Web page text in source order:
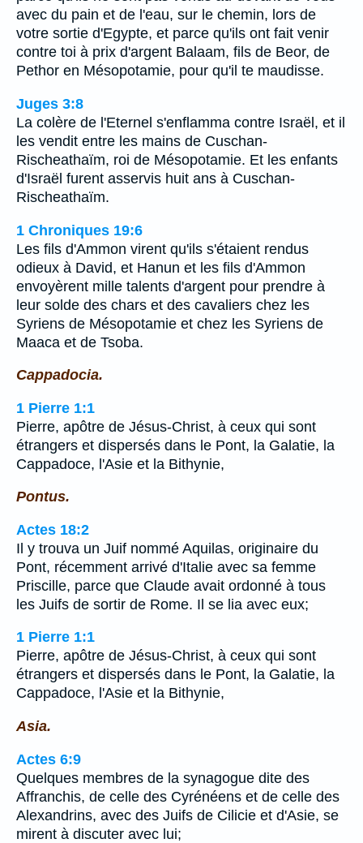
avec du pain et de l'eau, sur le chemin, lors de
votre sortie d'Egypte, et parce qu'ils ont fait venir
contre toi à prix d'argent Balaam, fils de Beor, de
Pethor en Mésopotamie, pour qu'il te maudisse.
Juges 3:8
La colère de l'Eternel s'enflamma contre Israël, et il
les vendit entre les mains de Cuschan-
Rischeathaïm, roi de Mésopotamie. Et les enfants
d'Israël furent asservis huit ans à Cuschan-
Rischeathaïm.
1 Chroniques 19:6
Les fils d'Ammon virent qu'ils s'étaient rendus
odieux à David, et Hanun et les fils d'Ammon
envoyèrent mille talents d'argent pour prendre à
leur solde des chars et des cavaliers chez les
Syriens de Mésopotamie et chez les Syriens de
Maaca et de Tsoba.
Cappadocia.
1 Pierre 1:1
Pierre, apôtre de Jésus-Christ, à ceux qui sont
étrangers et dispersés dans le Pont, la Galatie, la
Cappadoce, l'Asie et la Bithynie,
Pontus.
Actes 18:2
Il y trouva un Juif nommé Aquilas, originaire du
Pont, récemment arrivé d'Italie avec sa femme
Priscille, parce que Claude avait ordonné à tous
les Juifs de sortir de Rome. Il se lia avec eux;
1 Pierre 1:1
Pierre, apôtre de Jésus-Christ, à ceux qui sont
étrangers et dispersés dans le Pont, la Galatie, la
Cappadoce, l'Asie et la Bithynie,
Asia.
Actes 6:9
Quelques membres de la synagogue dite des
Affranchis, de celle des Cyrénéens et de celle des
Alexandrins, avec des Juifs de Cilicie et d'Asie, se
mirent à discuter avec lui;